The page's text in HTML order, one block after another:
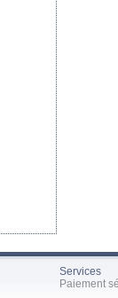
Services
Paiement